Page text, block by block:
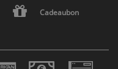
Cadeaubon